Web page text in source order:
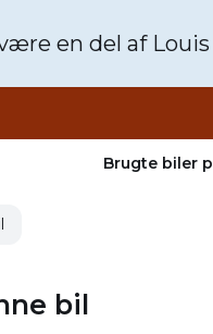
en del af
Brugte biler
bil